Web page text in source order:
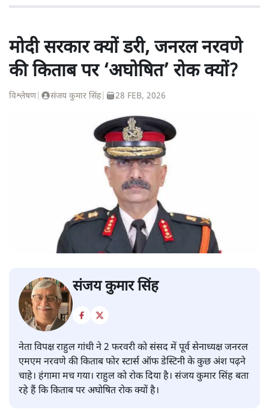
मोदी सरकार क्यों डरी, जनरल नरवणे
की किताब पर ‘अघोषित’ रोक क्यों?
विश्लेषण| संजय कुमार सिंह| 28 FEB, 2026
संजय कुमार सिंह
नेता विपक्ष राहुल गांधी ने 2 फरवरी को संसद में पूर्व सेनाध्यक्ष जनरल
एमएम नरवणे की किताब फोर स्टार्स ऑफ डेस्टिनी के कुछ अंश पढ़ने
चाहे। हंगामा मच गया। राहुल को रोक दिया है। संजय कुमार सिंह बता
रहे हैं कि किताब पर अघोषित रोक क्यों है।